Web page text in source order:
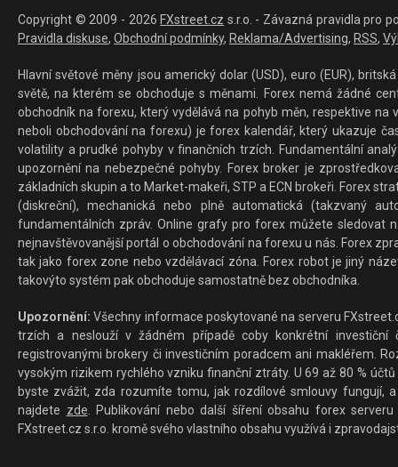
Copyright © 2009 - 2026 FXstreet.cz s.r.o. - Závazná pravidla pro
Pravidla diskuse, Obchodní podmínky, Reklama/Advertising, RSS,
Hlavní světové měny jsou americký dolar (USD), euro (EUR),
světě, na kterém se obchoduje s měnami. Forex nemá žádné
obchodník na forexu, který vydělává na pohyb měn, respektive
neboli obchodování na forexu) je forex kalendář, který ukazuje
volatility a prudké pohyby v finančních trzích. Fundamentální
upozornění na nebezpečné pohyby. Forex broker je
základních skupin a to Market-makeři, STP a ECN brokeři. Forex
(diskreční), mechanická nebo plně automatická (takzvaný
fundamentálních zpráv. Online grafy pro forex můžete sledovat
nejnavštěvovanější portál o obchodování na forexu u nás. Forex
tak jako forex zone nebo vzdělávací zóna. Forex robot je jiný
takovýto systém pak obchoduje samostatně bez obchodníka.
Upozornění: Všechny informace poskytované na serveru
trzích a neslouží v žádném případě coby konkrétní investiční
registrovanými brokery či investičním poradcem ani makléřem.
vysokým rizikem rychlého vzniku finanční ztráty. U 69 až 80 %
byste zvážit, zda rozumíte tomu, jak rozdílové smlouvy fungují,
najdete zde. Publikování nebo další šíření obsahu forex
FXstreet.cz s.r.o. kromě svého vlastního obsahu využívá i